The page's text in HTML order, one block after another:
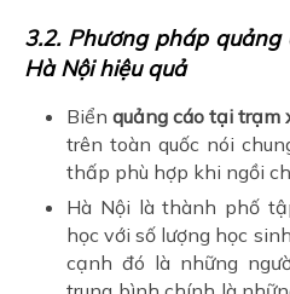
3.2. Phương pháp
Hà Nội hiệu quả
Biển quảng cáo tại trạm
trên toàn quốc nói
thấp phù hợp khi ngồi
Hà Nội là thành phố
học với số lượng học
cạnh đó là những